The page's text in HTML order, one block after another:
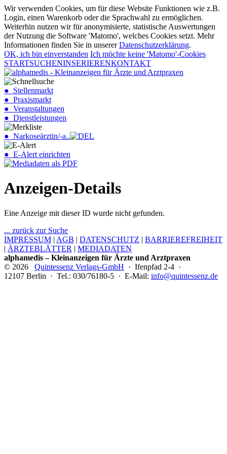
Wir verwenden Cookies, um für diese Website Funktionen wie z.B.
Login, einen Warenkorb oder die Sprachwahl zu ermöglichen.
Weiterhin nutzen wir für anonymisierte, statistische Auswertungen
der Nutzung die Software 'Matomo', welches Cookies setzt. Mehr
Informationen finden Sie in unsererDatenschutzerklärung.
OK, ich bin einverstanden Ich möchte keine 'Matomo'-Cookies
STARTSUCHENINSERIERENKONTAKT
● Stellenmarkt
● Praxismarkt
● Veranstaltungen
● Dienstleistungen
● Narkoseärztin/-a..
● E-Alert einrichten
Anzeigen-Details
Eine Anzeige mit dieser ID wurde nicht gefunden.
... zurück zur Suche
IMPRESSUM | AGB | DATENSCHUTZ | BARRIEREFREIHEIT
| ÄRZTEBLÄTTER | MEDIADATEN
alphamedis – Kleinanzeigen für Ärzte und Arztpraxen
© 2026 Quintessenz Verlags-GmbH · Ifenpfad 2-4 ·
12107 Berlin · Tel.: 030/76180-5 · E-Mail: info@quintessenz.de